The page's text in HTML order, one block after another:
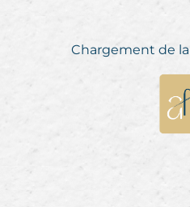
Chargement de la